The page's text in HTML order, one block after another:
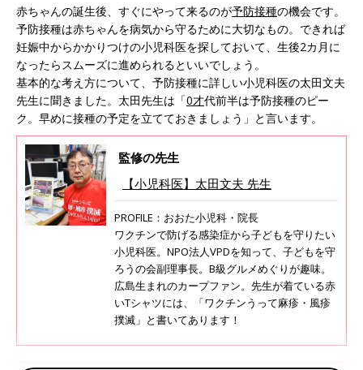
赤ちゃんの誕生後、すぐにやって来るのが予防接種の機会です。
予防接種は赤ちゃんを病気から守るために大切なもの。できれば
妊娠中からかかりつけの小児科医を探しておいて、生後2カ月に
なったらスムーズに進められるといいでしょう。
基本的な考え方について、予防接種に詳しい小児科医の太田文夫
先生に聞きました。太田先生は「0才代前半は予防接種のピー
ク。早めに接種の予定を立てておきましょう」と言います。
監修の先生
【小児科医】太田文夫 先生
PROFILE：おおた小児科・院長
ワクチンで防げる感染症から子どもを守りたい
小児科医。NPO法人VPDを知って、子どもを守
ろうの会副理事長。B級グルメめぐりが趣味。
広島生まれのカープファン。先生が着ている赤
いTシャツには、「ワクチンうって麻疹・風疹
撲滅」と書いてあります！